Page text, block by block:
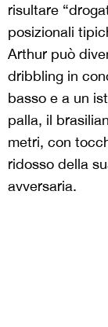
risultare
posizionali
Arthur può
dribbling in
basso e a un
palla, il
metri, con
ridosso della
avversaria.